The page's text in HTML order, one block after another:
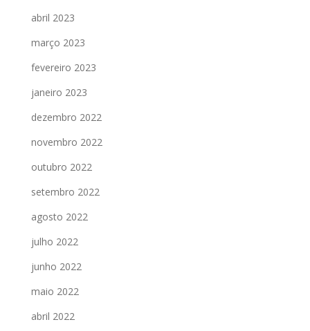
abril 2023
março 2023
fevereiro 2023
janeiro 2023
dezembro 2022
novembro 2022
outubro 2022
setembro 2022
agosto 2022
julho 2022
junho 2022
maio 2022
abril 2022